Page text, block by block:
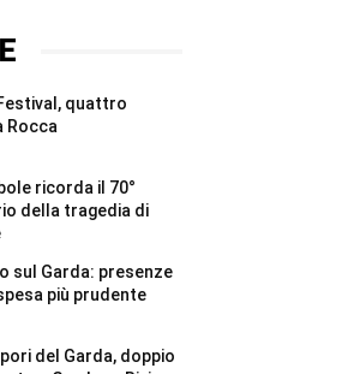
quattro
Rocca
ricorda il 70°
della tragedia di
sul Garda: presenze
più prudente
del Garda, doppio